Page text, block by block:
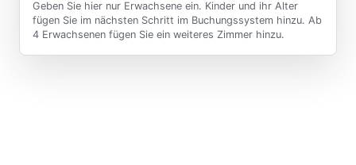
Geben Sie hier nur Erwachsene ein. Kinder und ihr Alter
fügen Sie im nächsten Schritt im Buchungssystem hinzu. Ab
4 Erwachsenen fügen Sie ein weiteres Zimmer hinzu.